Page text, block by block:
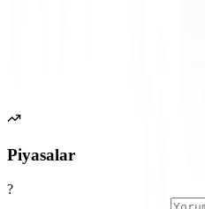
Piyasalar
?